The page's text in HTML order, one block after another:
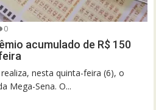
0
acumulado de R$ 150
nesta quinta-feira (6), o
Mega-Sena. O...